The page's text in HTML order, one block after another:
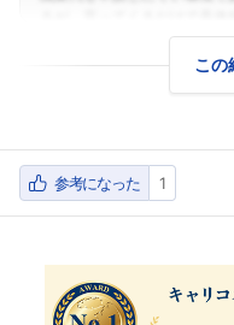
この
参考になった 1